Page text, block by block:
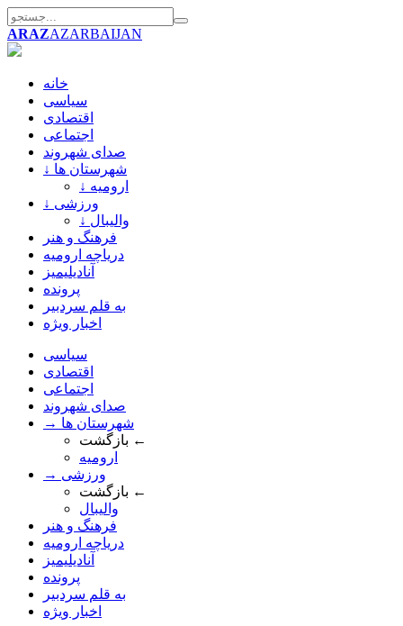
ARAZAZARBAIJAN
خانه
سیاسی
اقتصادی
اجتماعی
صدای شهروند
↓ شهرستان ها
↓ ارومیه
↓ ورزشی
↓ والیبال
فرهنگ و هنر
دریاچه ارومیه
آنادیلیمیز
پرونده
به قلم سردبیر
اخبار ویژه
سیاسی
اقتصادی
اجتماعی
صدای شهروند
→ شهرستان ها
بازگشت ←
ارومیه
→ ورزشی
بازگشت ←
والیبال
فرهنگ و هنر
دریاچه ارومیه
آنادیلیمیز
پرونده
به قلم سردبیر
اخبار ویژه